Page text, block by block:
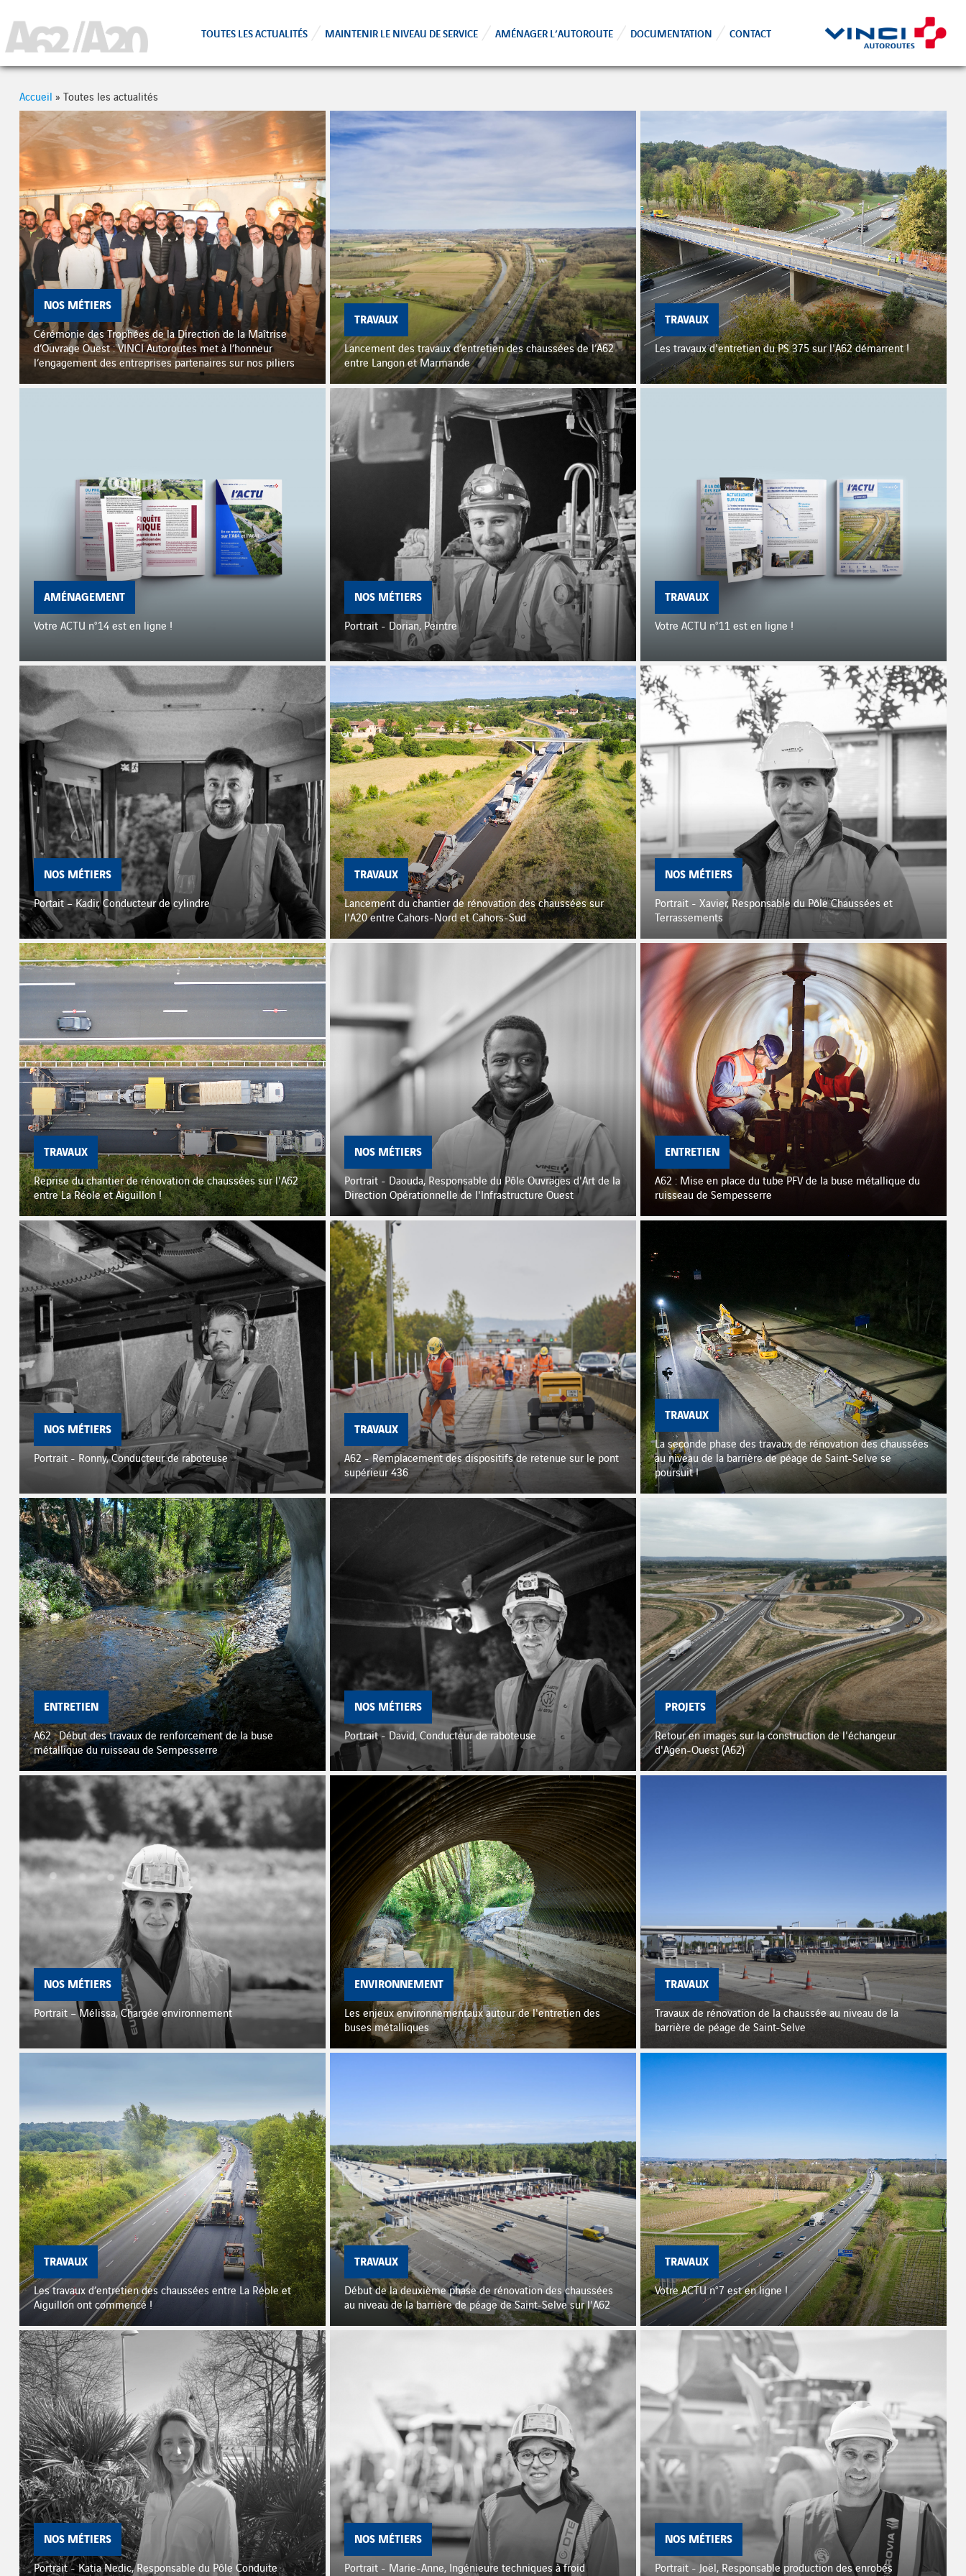
TOUTES LES ACTUALITÉS MAINTENIR LE NIVEAU DE SERVICE AMÉNAGER L’AUTOROUTE DOCUMENTATION CONTACT
Accueil » Toutes les actualités
NOS MÉTIERS
Cérémonie des Trophées de la Direction de la Maîtrise
d’Ouvrage Ouest : VINCI Autoroutes met à l’honneur
l’engagement des entreprises partenaires sur nos piliers
TRAVAUX
Lancement des travaux d’entretien des chaussées de l’A62
entre Langon et Marmande
TRAVAUX
Les travaux d'entretien du PS 375 sur l'A62 démarrent !
AMÉNAGEMENT
Votre ACTU n°14 est en ligne !
NOS MÉTIERS
Portrait - Dorian, Peintre
TRAVAUX
Votre ACTU n°11 est en ligne !
NOS MÉTIERS
Portait – Kadir, Conducteur de cylindre
TRAVAUX
Lancement du chantier de rénovation des chaussées sur
l'A20 entre Cahors-Nord et Cahors-Sud
NOS MÉTIERS
Portrait - Xavier, Responsable du Pôle Chaussées et
Terrassements
TRAVAUX
Reprise du chantier de rénovation de chaussées sur l'A62
entre La Réole et Aiguillon !
NOS MÉTIERS
Portrait - Daouda, Responsable du Pôle Ouvrages d'Art de la
Direction Opérationnelle de l'Infrastructure Ouest
ENTRETIEN
A62 : Mise en place du tube PFV de la buse métallique du
ruisseau de Sempesserre
NOS MÉTIERS
Portrait - Ronny, Conducteur de raboteuse
TRAVAUX
A62 - Remplacement des dispositifs de retenue sur le pont
supérieur 436
TRAVAUX
La seconde phase des travaux de rénovation des chaussées
au niveau de la barrière de péage de Saint-Selve se
poursuit !
ENTRETIEN
A62 : Début des travaux de renforcement de la buse
métallique du ruisseau de Sempesserre
NOS MÉTIERS
Portrait - David, Conducteur de raboteuse
PROJETS
Retour en images sur la construction de l'échangeur
d'Agen-Ouest (A62)
NOS MÉTIERS
Portrait – Mélissa, Chargée environnement
ENVIRONNEMENT
Les enjeux environnementaux autour de l'entretien des
buses métalliques
TRAVAUX
Travaux de rénovation de la chaussée au niveau de la
barrière de péage de Saint-Selve
TRAVAUX
Les travaux d’entretien des chaussées entre La Réole et
Aiguillon ont commencé !
TRAVAUX
Début de la deuxième phase de rénovation des chaussées
au niveau de la barrière de péage de Saint-Selve sur l'A62
TRAVAUX
Votre ACTU n°7 est en ligne !
NOS MÉTIERS
Portrait - Katia Nedic, Responsable du Pôle Conduite
NOS MÉTIERS
Portrait - Marie-Anne, Ingénieure techniques à froid
NOS MÉTIERS
Portrait - Joël, Responsable production des enrobés